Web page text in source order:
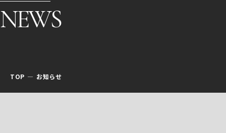
NEWS
TOP お知らせ